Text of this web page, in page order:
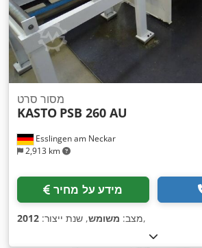
Esslingen am Neckar
2,913 km
מסור סרט
KASTO PSB 260 AU
מידע על מחיר
מצב: משומש, שנת ייצור: 2012 ,